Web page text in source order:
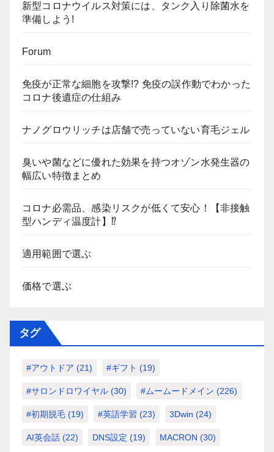
新型コロナウイルス対策には、タンク入り除菌水を
準備しよう!
Forum
免疫が正常な細胞を攻撃!? 免疫の誤作動でわかった
コロナ後遺症の仕組み
ナノグロウリッチは店舗で売っていない育毛ジェル
臭いや菌などに優れた効果を持つオゾン水発生器の
幅広い特徴まとめ
コロナ必需品、感染リスクが低くて安心！【非接触
型ハンディ温度計】⁉
適用範囲で選ぶ
価格で選ぶ
タグ
#アウトドア (21) #ギフト (19)
#サロンドロワイヤル (30) #ムームードメイン (226)
#初期脱毛 (19) #英語学習 (23) 3Dwin (24)
AI英会話 (22) DNS設定 (19) MACRON (30)